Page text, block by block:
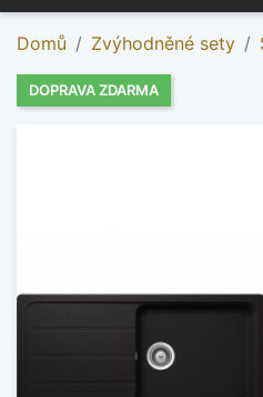
Domů Zvýhodněné sety
DOPRAVA ZDARMA